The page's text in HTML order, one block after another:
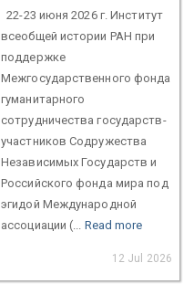
22-23 июня 2026 г. Институт
всеобщей истории РАН при
поддержке
Межгосударственного фонда
гуманитарного
сотрудничества государств-
участников Содружества
Независимых Государств и
Российского фонда мира под
эгидой Международной
ассоциации (... Read more
12 Jul 2026